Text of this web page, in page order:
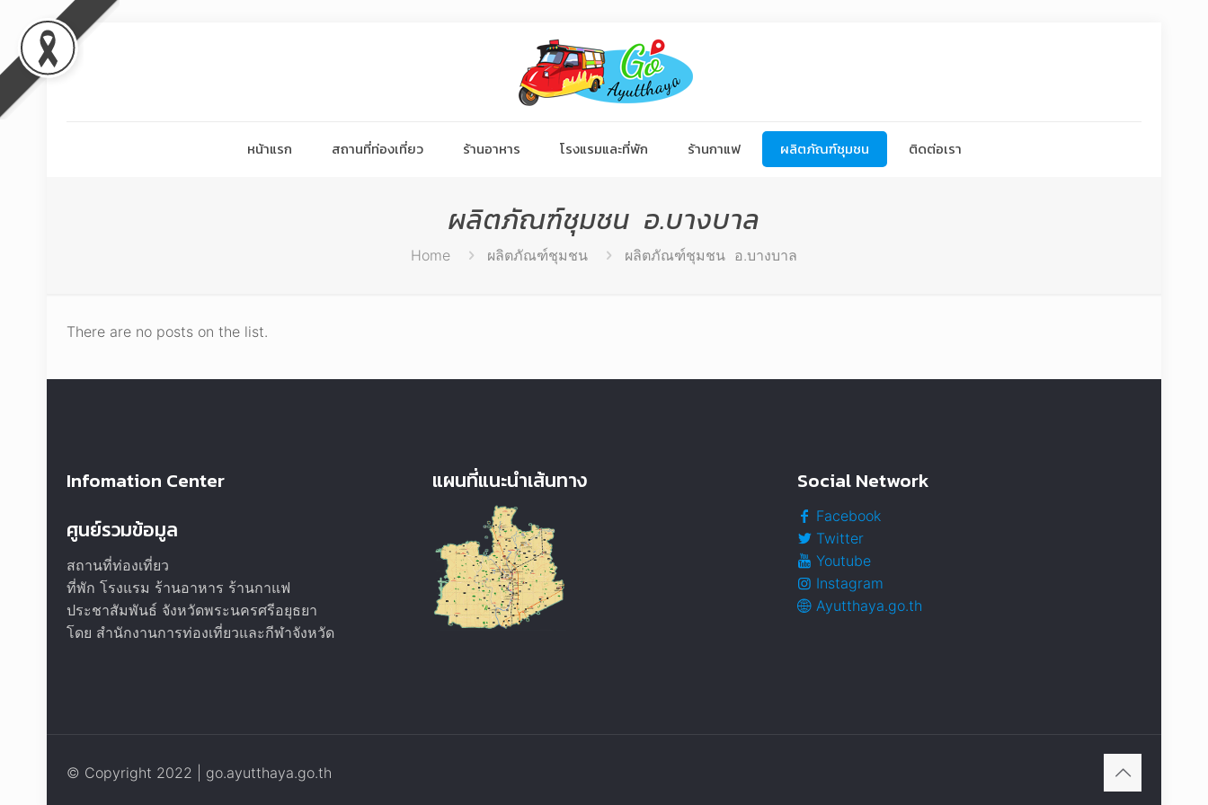
หน้าแรก สถานที่ท่องเที่ยว ร้านอาหาร โรงแรมและที่พัก ร้านกาแฟ ผลิตภัณฑ์ชุมชน ติดต่อเรา
ผลิตภัณฑ์ชุมชน อ.บางบาล
Home ผลิตภัณฑ์ชุมชน ผลิตภัณฑ์ชุมชน อ.บางบาล
There are no posts on the list.
Infomation Center
ศูนย์รวมข้อมูล
สถานที่ท่องเที่ยว
ที่พัก โรงแรม ร้านอาหาร ร้านกาแฟ
ประชาสัมพันธ์ จังหวัดพระนครศรีอยุธยา
โดย สำนักงานการท่องเที่ยวและกีฬาจังหวัด
แผนที่แนะนำเส้นทาง Social Network
Facebook
Twitter
Youtube
Instagram
Ayutthaya.go.th
© Copyright 2022 | go.ayutthaya.go.th